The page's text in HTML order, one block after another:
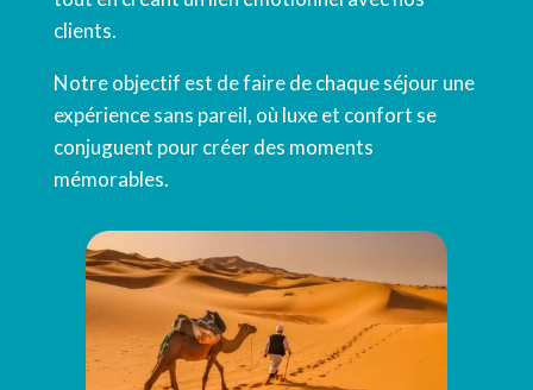
clients.
Notre objectif est de faire de chaque séjour une
expérience sans pareil, où luxe et confort se
conjuguent pour créer des moments
mémorables.